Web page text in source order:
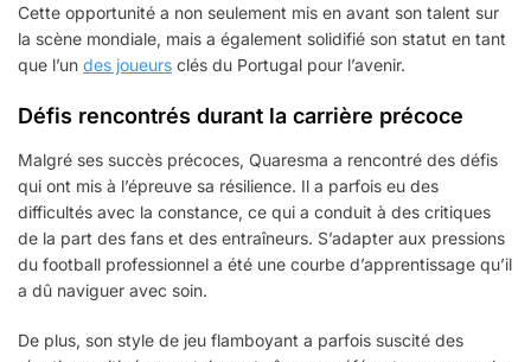
Cette opportunité a non seulement mis en avant son talent sur
la scène mondiale, mais a également solidifié son statut en tant
que l’un des joueurs clés du Portugal pour l’avenir.
Défis rencontrés durant la carrière précoce
Malgré ses succès précoces, Quaresma a rencontré des défis
qui ont mis à l’épreuve sa résilience. Il a parfois eu des
difficultés avec la constance, ce qui a conduit à des critiques
de la part des fans et des entraîneurs. S’adapter aux pressions
du football professionnel a été une courbe d’apprentissage qu’il
a dû naviguer avec soin.
De plus, son style de jeu flamboyant a parfois suscité des